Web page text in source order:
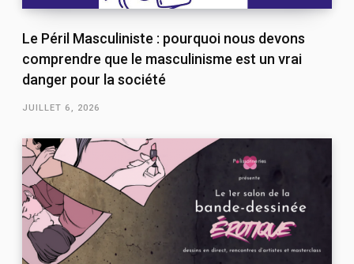
Le Péril Masculiniste : pourquoi nous devons
comprendre que le masculinisme est un vrai
danger pour la société
JUILLET 6, 2026